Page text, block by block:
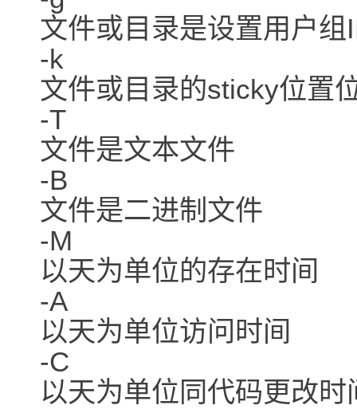
文件或目录是设置用户组
-k
文件或目录的sticky位置
-T
文件是文本文件
-B
文件是二进制文件
-M
以天为单位的存在时间
-A
以天为单位访问时间
-C
以天为单位同代码更改时